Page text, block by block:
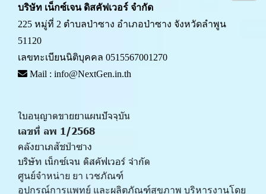
บริษัท เน็กซ์เจน ดิสคัฟเวอร์ จำกัด
225 หมู่ที่ 2 ตำบลป่าซาง อำเภอป่าซาง จังหวัดลำพูน
51120
เลขทะเบียนนิติบุคคล 0515567001270
Mail : info@NextGen.in.th
ใบอนุญาตขายยาแผนปัจจุบัน
เลขที่ ลพ 1/2568
คลังยาเภสัชป่าซาง
บริษัท เน็กซ์เจน ดิสคัฟเวอร์ จำกัด
ศูนย์จำหน่าย ยา เวชภัณฑ์
﻿อุปกรณ์การแพทย์ และผลิตภัณฑ์สุขภาพ บริหารงานโดย